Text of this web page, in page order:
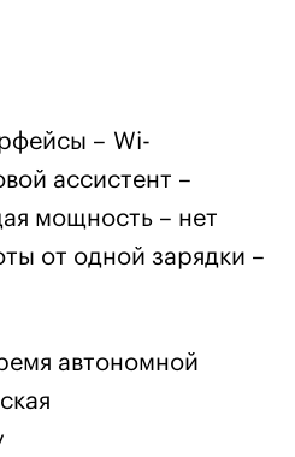
– Wi-
ассистент –
мощность – нет
от одной зарядки –
автономной